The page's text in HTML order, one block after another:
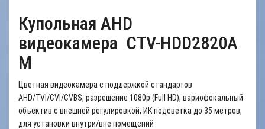
Купольная AHD
видеокамера CTV-HDD2820A
M
Цветная видеокамера с поддержкой стандартов
AHD/TVI/CVI/CVBS, разрешение 1080p (Full HD), вариофокальный
объектив с внешней регулировкой, ИК подсветка до 35 метров,
для установки внутри/вне помещений